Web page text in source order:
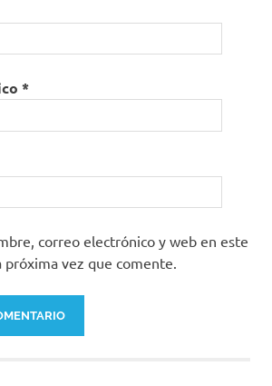
*
correo electrónico y web en este
próxima vez que comente.